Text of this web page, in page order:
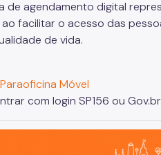
de agendamento digital
facilitar o acesso das
de vida.
Móvel
com login SP156 ou
inteligente, resiliente e